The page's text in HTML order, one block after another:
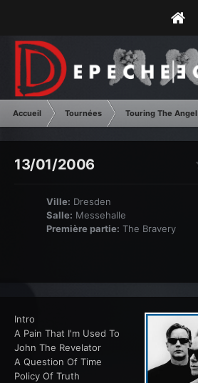
Accueil Tournées Touring The Angel
13/01/2006
Ville: Dresden
Salle: Messehalle
Première partie: The Bravery
Intro
A Pain That I'm Used To
John The Revelator
A Question Of Time
Policy Of Truth